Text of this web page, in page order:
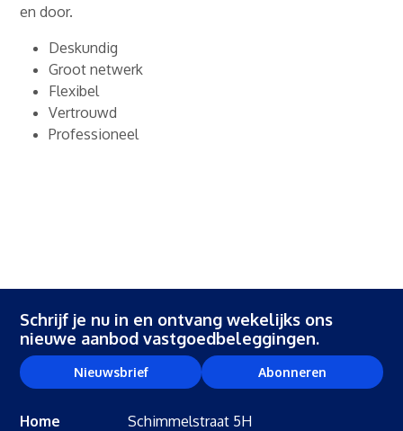
en door.
Deskundig
Groot netwerk
Flexibel
Vertrouwd
Professioneel
Schrijf je nu in en ontvang wekelijks ons
nieuwe aanbod vastgoedbeleggingen.
Nieuwsbrief Abonneren
Home
Schimmelstraat 5H